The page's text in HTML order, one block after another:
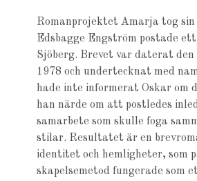
Romanprojektet Amarja tog
Edsbagge Engström postade
Sjöberg. Brevet var daterat
1978 och undertecknat med
hade inte informerat Oskar om
han närde om att postledes
samarbete som skulle foga
stilar. Resultatet är en
identitet och hemligheter, som
skapelsemetod fungerade som